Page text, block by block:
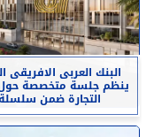
البنك العربى الافريقى
ينظم جلسة متخصصة
التجارة ضمن